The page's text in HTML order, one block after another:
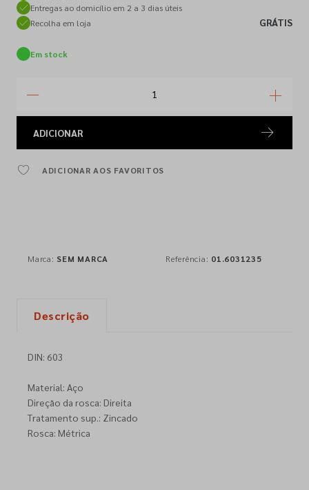
Entregas ao domicílio em 2 a 3 dias úteis
Recolha em loja
GRÁTIS
Em stock
ADICIONAR
ADICIONAR AOS FAVORITOS
Marca: SEM MARCA Referência: 01.6031235
Descrição
DIN: 603
Material: Aço
Direção da rosca: Direita
Tratamento sup.: Zincado
Rosca: Métrica